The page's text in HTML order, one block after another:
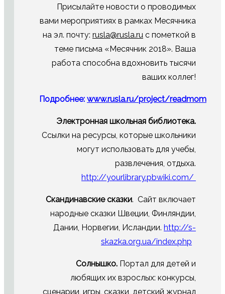
Присылайте новости о проводимых
вами мероприятиях в рамках Месячника
на эл. почту: rusla@rusla.ru с пометкой в
теме письма «Месячник 2018». Ваша
работа способна вдохновить тысячи
ваших коллег!
Подробнее: www.rusla.ru/project/readmom
Электронная школьная библиотека.
Ссылки на ресурсы, которые школьники
могут использовать для учебы,
развлечения, отдыха.
http://yourlibrary.pbwiki.com/
Скандинавские сказки. Сайт включает
народные сказки Швеции, Финляндии,
Дании, Норвегии, Исландии. http://s-
skazka.org.ua/index.php
Солнышко. Портал для детей и
любящих их взрослых: конкурсы,
сценарии, игры, сказки, детский журнал